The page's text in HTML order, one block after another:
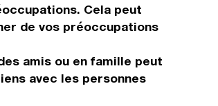
Cela peut
de vos préoccupations
amis ou en famille peut
avec les personnes